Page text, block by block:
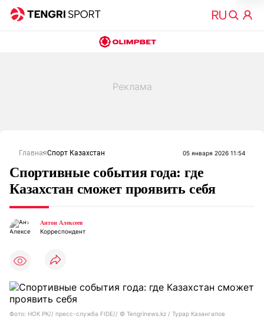
ГлавнаяСпорт Казахстан 05 января 2026 11:54
Спортивные события года: где
Казахстан сможет проявить себя
Антон Алексеев
Корреспондент
Фото: НОК РК// пресс-служба FIDE// © Tengrinews.kz / Турар Казангапов